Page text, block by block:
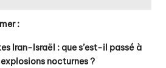
:
Iran-Israël : que s’est-il passé à
nocturnes ?